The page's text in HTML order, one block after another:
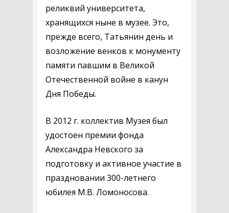
реликвий университета,
хранящихся ныне в музее. Это,
прежде всего, Татьянин день и
возложение венков к монументу
памяти павшим в Великой
Отечественной войне в канун
Дня Победы.
В 2012 г. коллектив Музея был
удостоен премии фонда
Александра Невского за
подготовку и активное участие в
праздновании 300-летнего
юбилея М.В. Ломоносова.